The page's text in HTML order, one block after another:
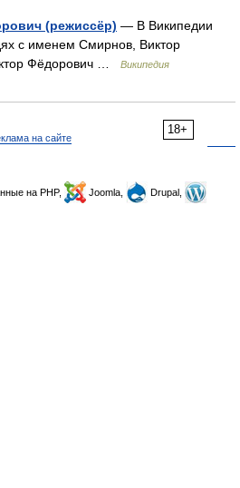
(режиссёр) — В Википедии
с именем Смирнов, Виктор
Фёдорович …
Википедия
18+
на сайте
на PHP, Joomla,
Drupal,